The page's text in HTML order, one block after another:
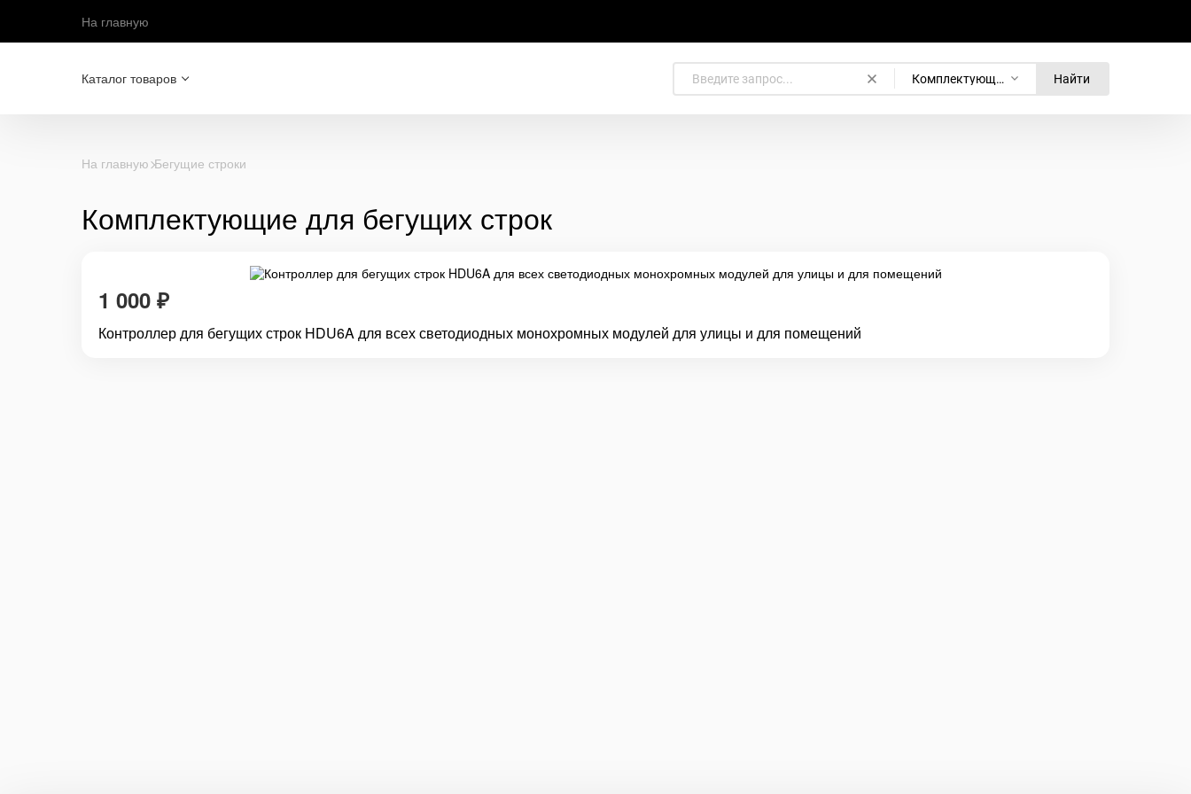
На главную
Каталог товаров Комплектующие для бегущих строк Найти
На главную Бегущие строки
Комплектующие для бегущих строк
1 000 ₽
Контроллер для бегущих строк HDU6A для всех светодиодных монохромных модулей для улицы и для помещений